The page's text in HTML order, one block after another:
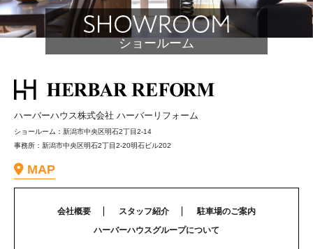
ショールーム
ハーバーハウス株式会社 ハーバーリフォーム
ショールーム：新潟市中央区明石2丁目2-14
事務所：新潟市中央区明石2丁目2-20明石ビル202
MAP
会社概要 スタッフ紹介
駐車場のご案内
ハーバーハウスグループについて